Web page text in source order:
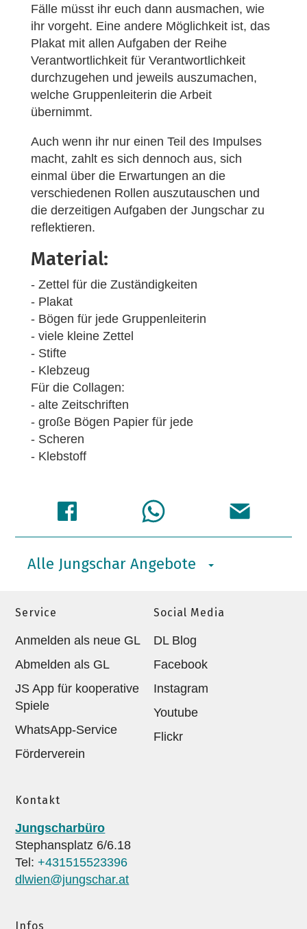
Fälle müsst ihr euch dann ausmachen, wie
ihr vorgeht. Eine andere Möglichkeit ist, das
Plakat mit allen Aufgaben der Reihe
Verantwortlichkeit für Verantwortlichkeit
durchzugehen und jeweils auszumachen,
welche Gruppenleiterin die Arbeit
übernimmt.
Auch wenn ihr nur einen Teil des Impulses
macht, zahlt es sich dennoch aus, sich
einmal über die Erwartungen an die
verschiedenen Rollen auszutauschen und
die derzeitigen Aufgaben der Jungschar zu
reflektieren.
Material:
- Zettel für die Zuständigkeiten
- Plakat
- Bögen für jede Gruppenleiterin
- viele kleine Zettel
- Stifte
- Klebzeug
Für die Collagen:
- alte Zeitschriften
- große Bögen Papier für jede
- Scheren
- Klebstoff
Alle Jungschar Angebote
Service
Anmelden als neue GL
Abmelden als GL
JS App für kooperative
Spiele
WhatsApp-Service
Förderverein
Social Media
DL Blog
Facebook
Instagram
Youtube
Flickr
Kontakt
Jungscharbüro
Stephansplatz 6/6.18
Tel:+431515523396
dlwien@jungschar.at
Infos